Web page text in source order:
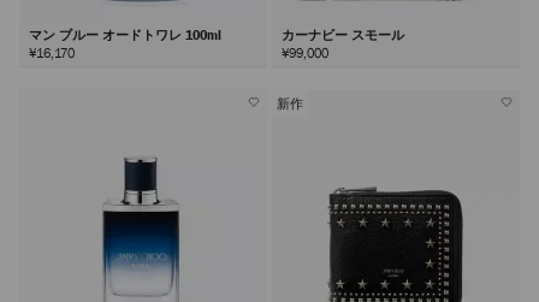
マン ブルー オードトワレ 100ml
¥16,170
カーナビー スモール
¥99,000
新作